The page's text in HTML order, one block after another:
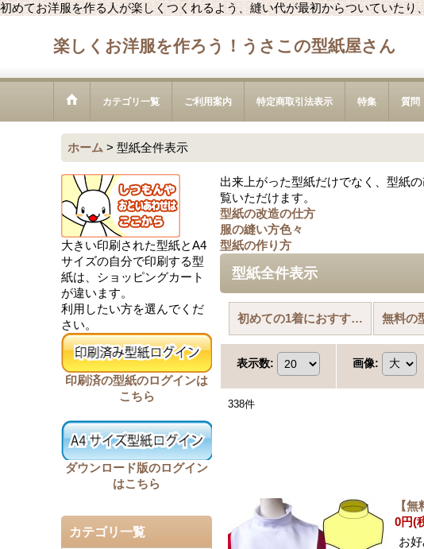
初めてお洋服を作る人が楽しくつくれるよう、縫い代が最初からついていた
楽しくお洋服を作ろう！うさこの型紙屋さん
カテゴリ一覧 ご利用案内 特定商取引法表示 特集 質問
ホーム > 型紙全件表示
大きい印刷された型紙とA4
サイズの自分で印刷する型
紙は、ショッピングカート
が違います。
利用したい方を選んでくだ
さい。
印刷済の型紙のログインは
こちら
ダウンロード版のログイン
はこちら
カテゴリ一覧
出来上がった型紙だけでなく、型紙
覧いただけます。
型紙の改造の仕方
服の縫い方色々
型紙の作り方
型紙全件表示
初めての1着におすすめの型紙 無料の
表示数: 画像:
338件
【
0円(
お